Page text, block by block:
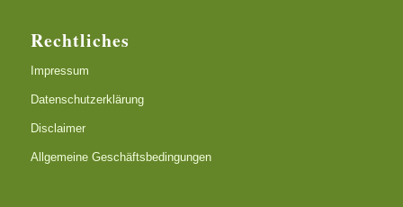
Rechtliches
Impressum
Datenschutzerklärung
Disclaimer
Allgemeine Geschäftsbedingungen